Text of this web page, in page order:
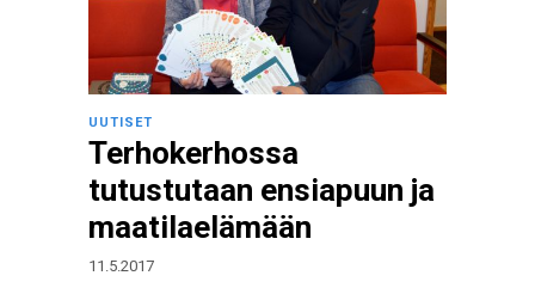
UUTISET
Terhokerhossa
tutustutaan ensiapuun ja
maatilaelämään
11.5.2017